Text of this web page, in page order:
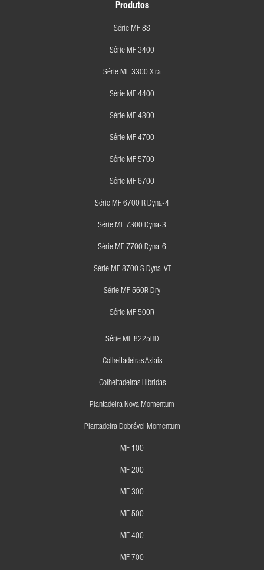
Produtos
Série MF 8S
Série MF 3400
Série MF 3300 Xtra
Série MF 4400
Série MF 4300
Série MF 4700
Série MF 5700
Série MF 6700
Série MF 6700 R Dyna-4
Série MF 7300 Dyna-3
Série MF 7700 Dyna-6
Série MF 8700 S Dyna-VT
Série MF 560R Dry
Série MF 500R
Série MF 8225HD
Colheitadeiras Axiais
Colheitadeiras Híbridas
Plantadeira Nova Momentum
Plantadeira Dobrável Momentum
MF 100
MF 200
MF 300
MF 500
MF 400
MF 700